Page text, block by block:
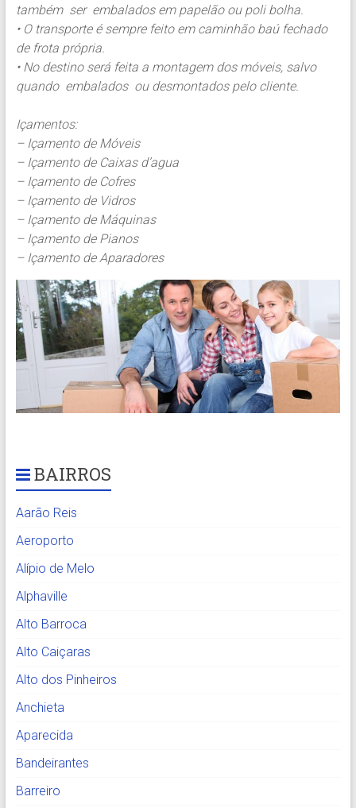
também ser embalados em papelão ou poli bolha.
• O transporte é sempre feito em caminhão baú fechado
de frota própria.
• No destino será feita a montagem dos móveis, salvo
quando embalados ou desmontados pelo cliente.
Içamentos:
– Içamento de Móveis
– Içamento de Caixas d’agua
– Içamento de Cofres
– Içamento de Vidros
– Içamento de Máquinas
– Içamento de Pianos
– Içamento de Aparadores
BAIRROS
Aarão Reis
Aeroporto
Alípio de Melo
Alphaville
Alto Barroca
Alto Caiçaras
Alto dos Pinheiros
Anchieta
Aparecida
Bandeirantes
Barreiro